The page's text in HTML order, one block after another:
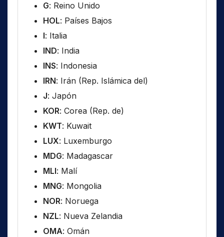
G: Reino Unido
HOL: Países Bajos
I: Italia
IND: India
INS: Indonesia
IRN: Irán (Rep. Islámica del)
J: Japón
KOR: Corea (Rep. de)
KWT: Kuwait
LUX: Luxemburgo
MDG: Madagascar
MLI: Malí
MNG: Mongolia
NOR: Noruega
NZL: Nueva Zelandia
OMA: Omán